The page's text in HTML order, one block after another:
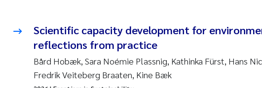
Scientific capacity development for
reflections from practice
Bård Hobæk, Sara Noémie Plassnig, Kathinka Fürst, Hans
Fredrik Veiteberg Braaten, Kine Bæk